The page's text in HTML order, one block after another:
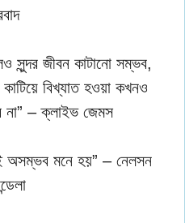
সুন্দর জীবন কাটানো সম্ভব,
বিখ্যাত হওয়া কখনও
না” – ক্লাইভ জেমস
অসম্ভব মনে হয়” – নেলসন